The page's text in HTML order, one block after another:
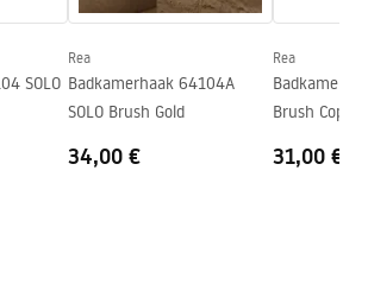
24 maanden
SOLO
Rea
Badkamerhaak 64104A
SOLO Brush Gold
34,00 €
Rea
Brush Copper
31,00 €